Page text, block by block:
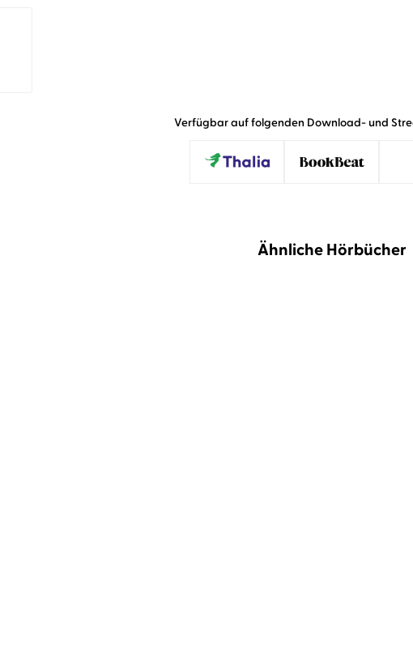
Verfügbar auf folgenden Download- und
Ähnliche Hörbücher